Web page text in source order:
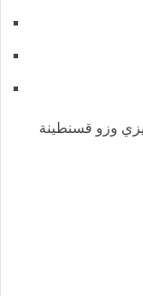
تيزي وزو قسنطينة